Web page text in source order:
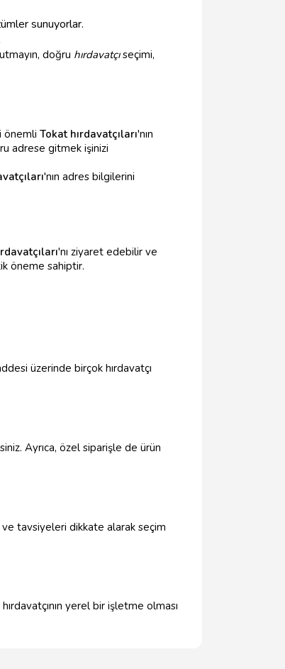
sunuyorlar.
doğru hırdavatçıseçimi,
önemli Tokat hırdavatçıları'nın
adrese gitmek işinizi
'nın adres bilgilerini
'nı ziyaret edebilir ve
öneme sahiptir.
üzerinde birçok hırdavatçı
Ayrıca, özel siparişle de ürün
ve tavsiyeleri dikkate alarak seçim
yerel bir işletme olması